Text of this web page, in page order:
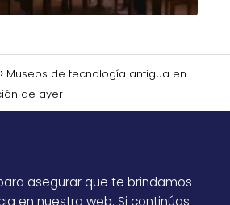
Museos de tecnología antigua en
de ayer
asegurar que te brindamos
en nuestra web. Si continúas